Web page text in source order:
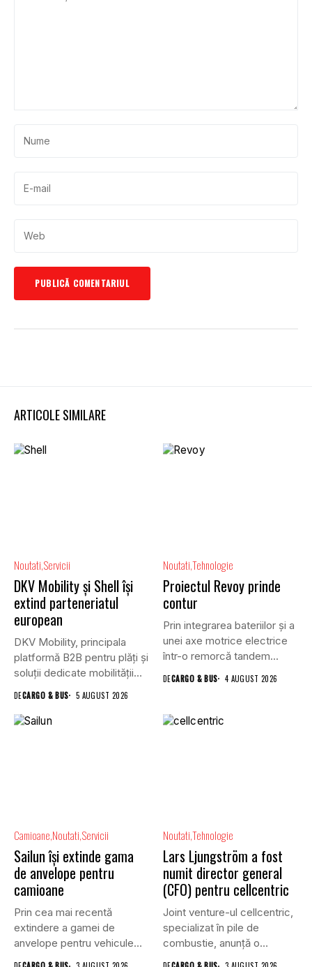
ARTICOLE SIMILARE
Noutati Servicii
DKV Mobility și Shell își
extind parteneriatul
european
DKV Mobility, principala
platformă B2B pentru plăți și
soluții dedicate mobilității
DECARGO & BUS 5 AUGUST 2026
NoutatiTehnologie
Proiectul Revoy prinde
contur
Prin integrarea bateriilor și a
unei axe motrice electrice
într-o remorcă tandem...
DECARGO & BUS 4 AUGUST 2026
Camioane Noutati Servicii
Sailun își extinde gama
de anvelope pentru
camioane
Prin cea mai recentă
extindere a gamei de
anvelope pentru vehicule
comerciale,...
NoutatiTehnologie
Lars Ljungström a fost
numit director general
(CFO) pentru cellcentric
Joint venture-ul cellcentric,
specializat în pile de
combustie, anunță o
schimbare în...